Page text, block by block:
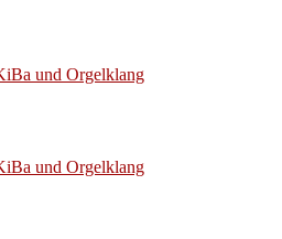
und Orgelklang
und Orgelklang